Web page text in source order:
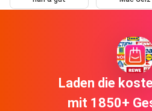
Laden die
mit 1850+